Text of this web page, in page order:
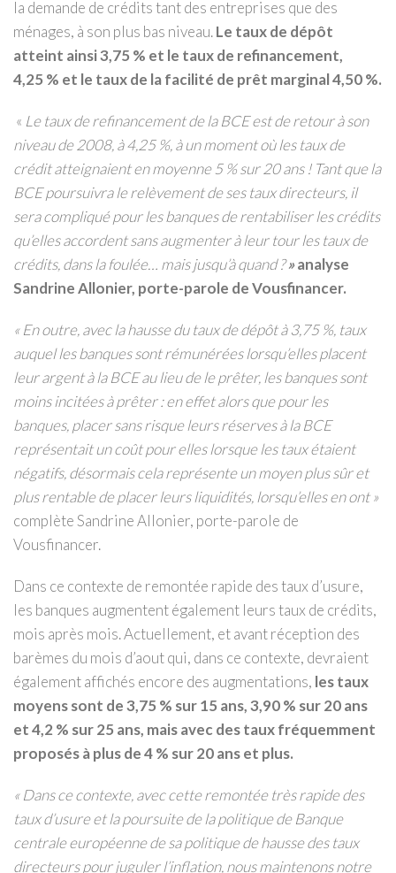
la demande de crédits tant des entreprises que des
ménages, à son plus bas niveau.Le taux de dépôt
atteint ainsi 3,75 % et le taux de refinancement,
4,25 % et le taux de la facilité de prêt marginal 4,50%.
« Le taux de refinancement de la BCE est de retour à son
niveau de 2008, à 4,25 %, à un moment où les taux de
crédit atteignaient en moyenne 5 % sur 20 ans ! Tant que la
BCE poursuivra le relèvement de ses taux directeurs, il
sera compliqué pour les banques de rentabiliser les crédits
qu’elles accordent sans augmenter à leur tour les taux de
crédits, dans la foulée… mais jusqu’à quand ?»analyse
Sandrine Allonier, porte-parole de Vousfinancer.
« En outre, avec la hausse du taux de dépôt à 3,75 %, taux
auquel les banques sont rémunérées lorsqu’elles placent
leur argent à la BCE au lieu de le prêter, les banques sont
moins incitées à prêter : en effet alors que pour les
banques, placer sans risque leurs réserves à la BCE
représentait un coût pour elles lorsque les taux étaient
négatifs, désormais cela représente un moyen plus sûr et
plus rentable de placer leurs liquidités, lorsqu’elles en ont »
complète Sandrine Allonier, porte-parole de
Vousfinancer.
Dans ce contexte de remontée rapide des taux d’usure,
les banques augmentent également leurs taux de crédits,
mois après mois. Actuellement, et avant réception des
barèmes du mois d’aout qui, dans ce contexte, devraient
également affichés encore des augmentations, les taux
moyens sont de 3,75 % sur 15 ans, 3,90 % sur 20 ans
et 4,2 % sur 25 ans, mais avec des taux fréquemment
proposés à plus de 4 % sur 20 ans et plus.
« Dans ce contexte, avec cette remontée très rapide des
taux d’usure et la poursuite de la politique de Banque
centrale européenne de sa politique de hausse des taux
directeurs pour juguler l’inflation, nous maintenons notre